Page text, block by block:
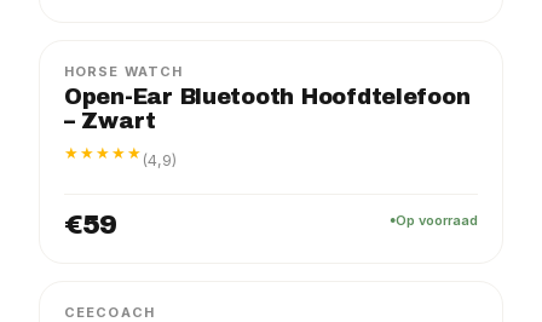
HORSE WATCH
Open-Ear Bluetooth Hoofdtelefoon
– Zwart
★★★★★ (4,9)
€59 Op voorraad
CEECOACH